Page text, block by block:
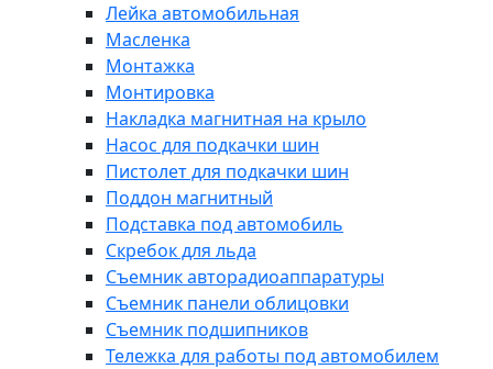
Лейка автомобильная
Масленка
Монтажка
Монтировка
Накладка магнитная на крыло
Насос для подкачки шин
Пистолет для подкачки шин
Поддон магнитный
Подставка под автомобиль
Скребок для льда
Съемник авторадиоаппаратуры
Съемник панели облицовки
Съемник подшипников
Тележка для работы под автомобилем